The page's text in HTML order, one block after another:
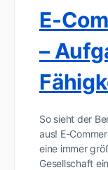
E-
–
So sieht der
aus! E-
eine immer
Gesellschaft